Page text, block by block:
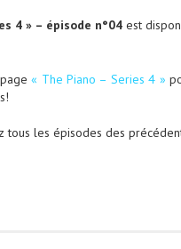
4 » – épisode n°04 est
page« The Piano – Series 4 »
tous les épisodes des